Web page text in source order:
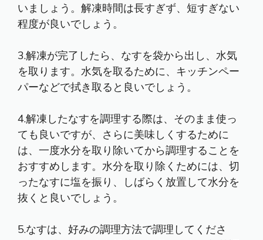
いましょう。解凍時間は長すぎず、短すぎない
程度が良いでしょう。
3.解凍が完了したら、なすを袋から出し、水気
を取ります。水気を取るために、キッチンペー
パーなどで拭き取ると良いでしょう。
4.解凍したなすを調理する際は、そのまま使っ
ても良いですが、さらに美味しくするために
は、一度水分を取り除いてから調理することを
おすすめします。水分を取り除くためには、切
ったなすに塩を振り、しばらく放置して水分を
抜くと良いでしょう。
5.なすは、好みの調理方法で調理してくださ